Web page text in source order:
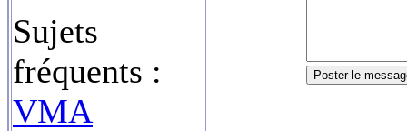
Sujets
fréquents :
VMA